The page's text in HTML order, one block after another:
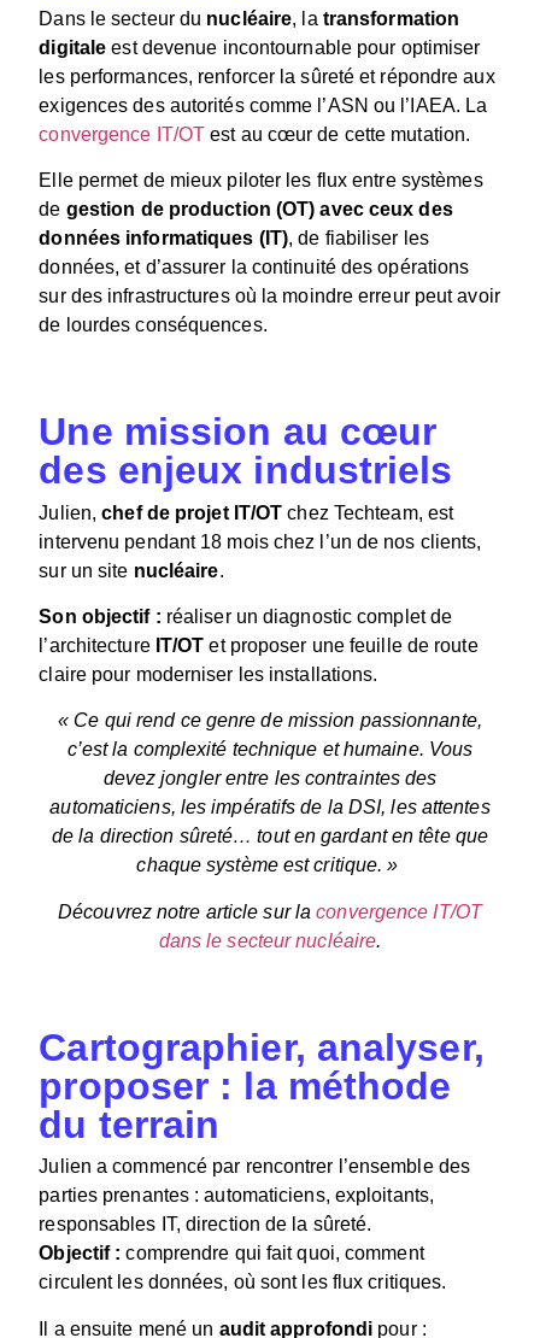
Dans le secteur du nucléaire, la transformation
digitale est devenue incontournable pour optimiser
les performances, renforcer la sûreté et répondre aux
exigences des autorités comme l’ASN ou l’IAEA. La
convergence IT/OT est au cœur de cette mutation.
Elle permet de mieux piloter les flux entre systèmes
de gestion de production (OT) avec ceux des
données informatiques (IT), de fiabiliser les
données, et d’assurer la continuité des opérations
sur des infrastructures où la moindre erreur peut avoir
de lourdes conséquences.
Une mission au cœur
des enjeux industriels
Julien,chef de projet IT/OT chez Techteam, est
intervenu pendant 18 mois chez l’un de nos clients,
sur un site nucléaire.
Son objectif : réaliser un diagnostic complet de
l’architecture IT/OT et proposer une feuille de route
claire pour moderniser les installations.
« Ce qui rend ce genre de mission passionnante,
c’est la complexité technique et humaine. Vous
devez jongler entre les contraintes des
automaticiens, les impératifs de la DSI, les attentes
de la direction sûreté… tout en gardant en tête que
chaque système est critique. »
Découvrez notre article sur laconvergence IT/OT
dans le secteur nucléaire.
Cartographier, analyser,
proposer : la méthode
du terrain
Julien a commencé par rencontrer l’ensemble des
parties prenantes : automaticiens, exploitants,
responsables IT, direction de la sûreté.
Objectif : comprendre qui fait quoi, comment
circulent les données, où sont les flux critiques.
Il a ensuite mené un audit approfondi pour :